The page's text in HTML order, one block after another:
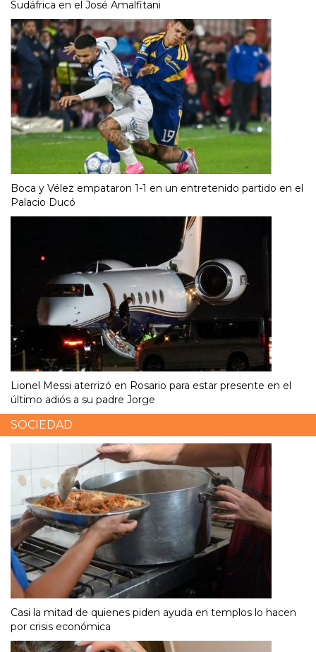
Sudáfrica en el José Amalfitani
Boca y Vélez empataron 1-1 en un entretenido partido en el
Palacio Ducó
Lionel Messi aterrizó en Rosario para estar presente en el
último adiós a su padre Jorge
SOCIEDAD
Casi la mitad de quienes piden ayuda en templos lo hacen
por crisis económica